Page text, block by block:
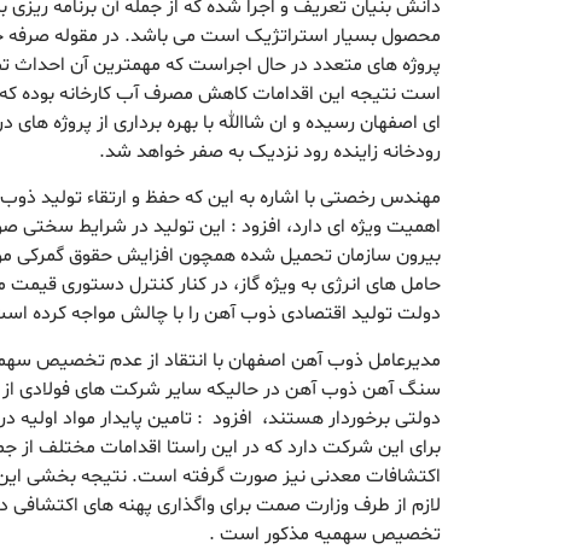
دانش بنیان تعریف و اجرا شده که از جمله آن برنامه
محصول بسیار استراتژیک است می باشد. در مقوله صرفه
پروژه های متعدد در حال اجراست که مهمترین آن
است نتیجه این اقدامات کاهش مصرف آب کارخانه بوده
ای اصفهان رسیده و ان شاالله با بهره برداری از پروژه
رودخانه زاینده رود نزدیک به صفر خواهد شد.
مهندس رخصتی با اشاره به این که حفظ و ارتقاء تولید
اهمیت ویژه ای دارد، افزود : این تولید در شرایط سختی
بیرون سازمان تحمیل شده همچون افزایش حقوق گمرکی
حامل های انرژی به ویژه گاز، در کنار کنترل دستوری
دولت تولید اقتصادی ذوب آهن را با چالش مواجه کرده
سنگ آهن ذوب آهن در حالیکه سایر شرکت های فولادی
دولتی برخوردار هستند، افزود : تامین پایدار مواد
برای این شرکت دارد که در این راستا اقدامات مختلف از
اکتشافات معدنی نیز صورت گرفته است. نتیجه بخشی
لازم از طرف وزارت صمت برای واگذاری پهنه های
تخصیص سهمیه مذکور است .